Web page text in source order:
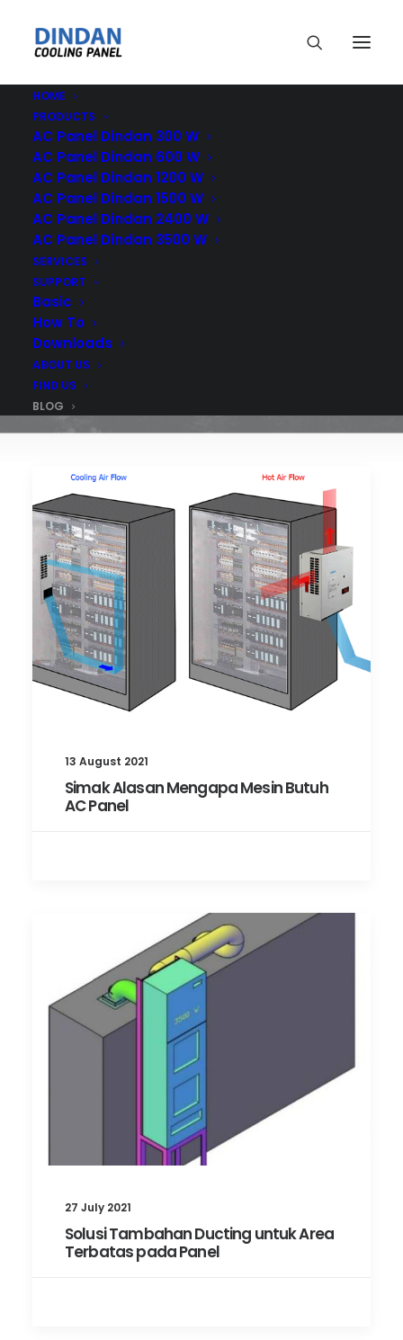
HOME
PRODUCTS
AC Panel Dindan 300 W
AC Panel Dindan 600 W
AC Panel Dindan 1200 W
AC Panel Dindan 1500 W
AC Panel Dindan 2400 W
AC Panel Dindan 3500 W
SERVICES
SUPPORT
Basic
How To
Downloads
ABOUT US
FIND US
BLOG
Cooling Panel
13 August 2021
Simak Alasan Mengapa Mesin Butuh
AC Panel
27 July 2021
Solusi Tambahan Ducting untuk Area
Terbatas pada Panel